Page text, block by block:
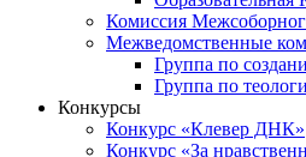
Комиссия
Межведомственные
Группа по
Группа по
Конкурсы
Конкурс «Клевер ДНК»
Конкурс «За